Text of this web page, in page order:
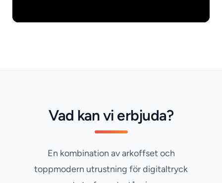
Vad kan vi erbjuda?
En kombination av arkoffset och
toppmodern utrustning för digitaltryck